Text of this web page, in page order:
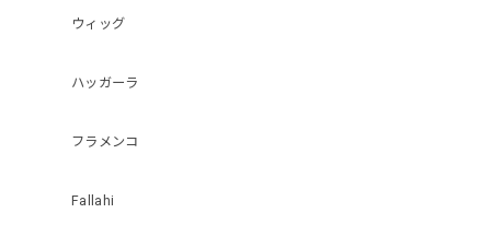
ウィッグ
ハッガーラ
フラメンコ
Fallahi